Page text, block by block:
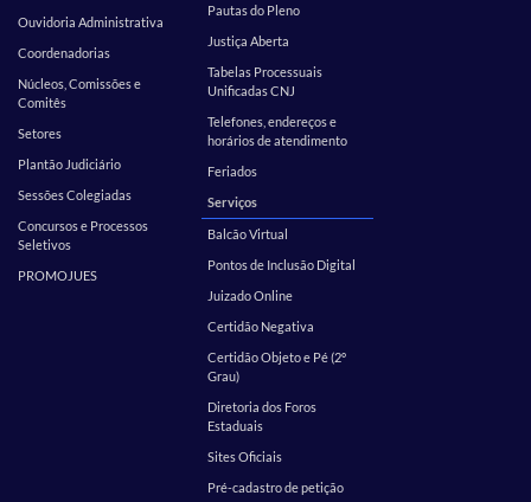
Ouvidoria Administrativa
Coordenadorias
Núcleos, Comissões e
Comitês
Setores
Plantão Judiciário
Sessões Colegiadas
Concursos e Processos
Seletivos
PROMOJUES
Pautas do Pleno
Justiça Aberta
Tabelas Processuais
Unificadas CNJ
Telefones, endereços e
horários de atendimento
Feriados
Serviços
Balcão Virtual
Pontos de Inclusão Digital
Juizado Online
Certidão Negativa
Certidão Objeto e Pé (2º
Grau)
Diretoria dos Foros
Estaduais
Sites Oficiais
Pré-cadastro de petição